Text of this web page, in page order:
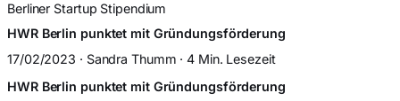
Berliner Startup Stipendium
HWR Berlin punktet mit Gründungsförderung
17/02/2023 · Sandra Thumm · 4 Min. Lesezeit
HWR Berlin punktet mit Gründungsförderung